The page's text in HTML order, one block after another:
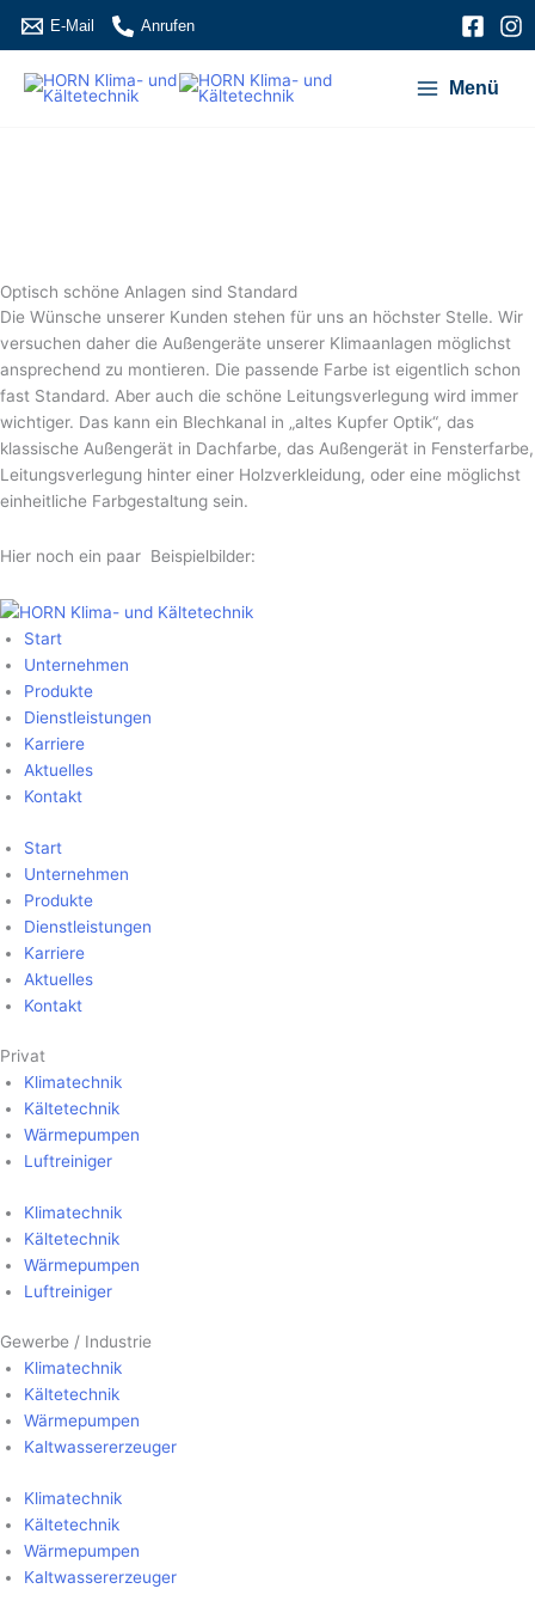
Inhalt
E-Mail Anrufen
Menü
Optisch schöne Anlagen sind Standard
Die Wünsche unserer Kunden stehen für uns an höchster Stelle. Wir
versuchen daher die Außengeräte unserer Klimaanlagen möglichst
ansprechend zu montieren. Die passende Farbe ist eigentlich schon
fast Standard. Aber auch die schöne Leitungsverlegung wird immer
wichtiger. Das kann ein Blechkanal in „altes Kupfer Optik“, das
klassische Außengerät in Dachfarbe, das Außengerät in Fensterfarbe,
Leitungsverlegung hinter einer Holzverkleidung, oder eine möglichst
einheitliche Farbgestaltung sein.
Hier noch ein paar Beispielbilder:
Start
Unter­nehmen
Produkte
Dienst­leistungen
Karriere
Aktuelles
Kontakt
Start
Unter­nehmen
Produkte
Dienst­leistungen
Karriere
Aktuelles
Kontakt
Privat
Klima­technik
Kälte­technik
Wärme­pumpen
Luft­reiniger
Klima­technik
Kälte­technik
Wärme­pumpen
Luft­reiniger
Gewerbe / Industrie
Klima­technik
Kälte­technik
Wärme­pumpen
Kalt­wasser­erzeuger
Klima­technik
Kälte­technik
Wärme­pumpen
Kalt­wasser­erzeuger